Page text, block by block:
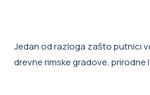
Jedan od razloga zašto putnici
drevne rimske gradove, prirodne